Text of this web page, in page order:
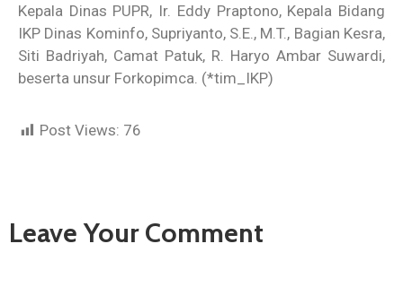
Kepala Dinas PUPR, Ir. Eddy Praptono, Kepala Bidang
IKP Dinas Kominfo, Supriyanto, S.E., M.T., Bagian Kesra,
Siti Badriyah, Camat Patuk, R. Haryo Ambar Suwardi,
beserta unsur Forkopimca. (*tim_IKP)
Post Views: 76
Leave Your Comment